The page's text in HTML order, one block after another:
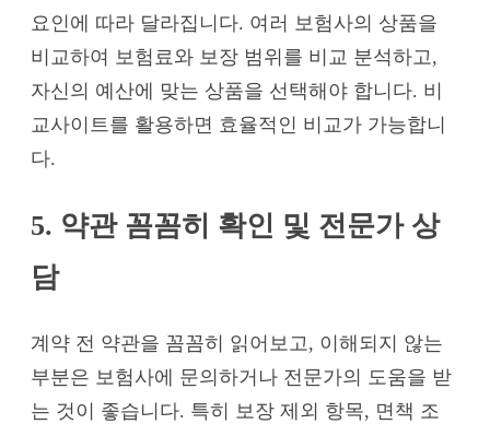
요인에 따라 달라집니다. 여러 보험사의 상품을
비교하여 보험료와 보장 범위를 비교 분석하고,
자신의 예산에 맞는 상품을 선택해야 합니다. 비
교사이트를 활용하면 효율적인 비교가 가능합니
다.
5. 약관 꼼꼼히 확인 및 전문가 상
담
계약 전 약관을 꼼꼼히 읽어보고, 이해되지 않는
부분은 보험사에 문의하거나 전문가의 도움을 받
는 것이 좋습니다. 특히 보장 제외 항목, 면책 조